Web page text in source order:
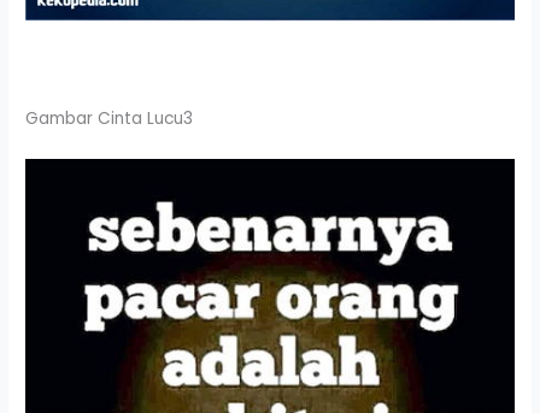
Gambar Cinta Lucu3